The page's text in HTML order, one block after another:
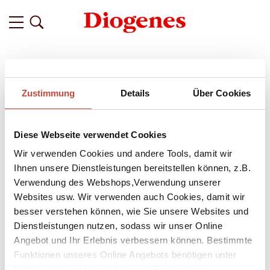
Zustimmung Details Über Cookies
Diese Webseite verwendet Cookies
Wir verwenden Cookies und andere Tools, damit wir
Ihnen unsere Dienstleistungen bereitstellen können, z.B.
Verwendung des Webshops,Verwendung unserer
Websites usw. Wir verwenden auch Cookies, damit wir
besser verstehen können, wie Sie unsere Websites und
Dienstleistungen nutzen, sodass wir unser Online
Angebot und Ihr Erlebnis verbessern können. Bestimmte
Funktionen unseres Online Angebots benötigen unter
Download Bilddatei